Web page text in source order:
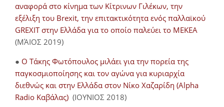
αναφορά στο κίνημα των Κίτρινων Γιλέκων, την
εξέλιξη του Brexit, την επιτακτικότητα ενός παλλαϊκού
GREXIT στην Ελλάδα για το οποίο παλεύει το ΜΕΚΕΑ
(ΜΆΙΟΣ 2019)
● Ο Τάκης Φωτόπουλος μιλάει για την πορεία της
παγκοσμιοποίησης και τον αγώνα για κυριαρχία
διεθνώς και στην Ελλάδα στον Νίκο Χαζαρίδη (Alpha
Radio Καβάλας) (ΙΟΥΝΙΟΣ 2018)